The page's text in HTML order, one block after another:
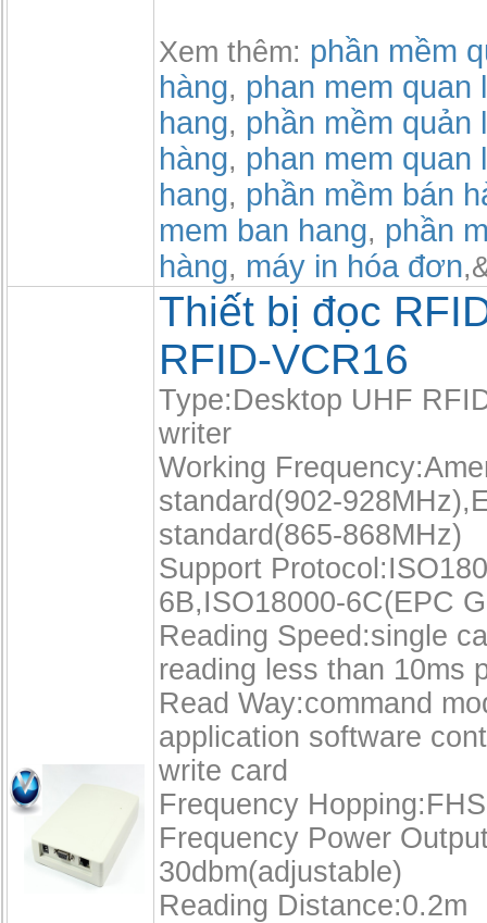
Xem thêm: phần mềm
hàng, phan mem quan
hang, phần mềm quản
hàng, phan mem quan
hang, phần mềm bán
mem ban hang, phần
hàng, máy in hóa đơn
Thiết bị đọc
RFID-VCR16
Type:Desktop UHF
writer
Working
standard(902-
standard(865-868MHz)
Support
6B,ISO18000-6C(EPC
Reading Speed:single
reading less than 10ms
Read Way:command
application software
write card
Frequency
Frequency Power
30dbm(adjustable)
Reading Distance:0.2m